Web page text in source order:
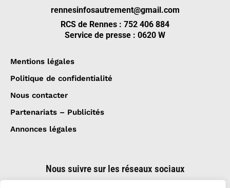
rennesinfosautrement@gmail.com
RCS de Rennes : 752 406 884
Service de presse : 0620 W
Mentions légales
Politique de confidentialité
Nous contacter
Partenariats – Publicités
Annonces légales
Nous suivre sur les réseaux sociaux